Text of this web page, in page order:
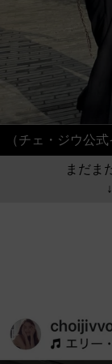
（チェ・ジウ公
まだま